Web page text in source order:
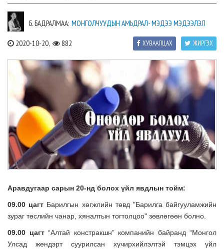
Б. БАДРАЛМАА: МОНГОЛЧУУДЫН АМЬДРАЛ- МЭДЭЭ МЭДЭЭЛЭЛ
2020-10-20, 882 ЖИРГЭХ
ХУВААЛЦАХ
Аравдугаар сарын 20-нд болох үйл явдлын тойм:
09.00 цагт Барилгын хөгжлийн төвд "Барилга байгууламжийн
зураг төслийн чанар, хяналтын тогтолцоо" зөвлөгөөн болно.
09.00 цагт“Алтай констракшн” компанийн байранд “Монгол
Улсад жендэрт суурилсан хүчирхийлэлтэй тэмцэх үйл